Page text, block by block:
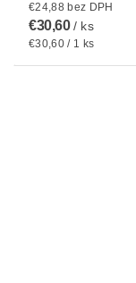
€24,88 bez DPH
€30,60/ ks
€30,60 / 1 ks